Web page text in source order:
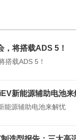
，将搭载ADS 5！
搭载ADS 5！
新能源辅助电池来
能源辅助电池来解忧